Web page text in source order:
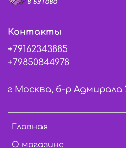
Главная
О магазине
Контакты
+79162343885
+79850844978
г Москва, б-р Адмирала